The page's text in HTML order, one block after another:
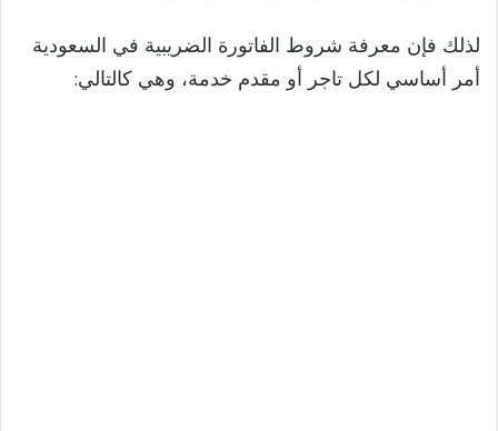
لذلك فإن معرفة شروط الفاتورة الضريبية في السعودية
أمر أساسي لكل تاجر أو مقدم خدمة، وهي كالتالي: